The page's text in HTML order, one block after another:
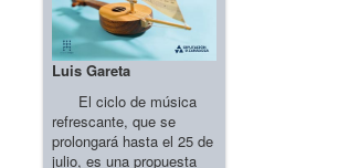
Luis Gareta
El ciclo de música
refrescante, que se
prolongará hasta el 25 de
julio, es una propuesta